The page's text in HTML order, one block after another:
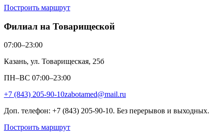
Построить маршрут
Филиал на Товарищеской
07:00–23:00
Казань, ул. Товарищеская, 25б
ПН–ВС 07:00–23:00
+7 (843) 205-90-10zabotamed@mail.ru
Доп. телефон: +7 (843) 205-90-10. Без перерывов и выходных.
Построить маршрут